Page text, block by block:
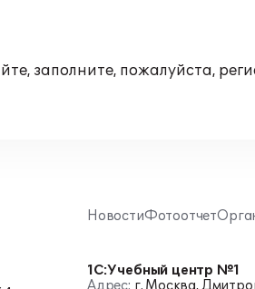
заполните, пожалуйста,
НовостиФотоотчет
1С:Учебный центр №1
Адрес: г. Москва,